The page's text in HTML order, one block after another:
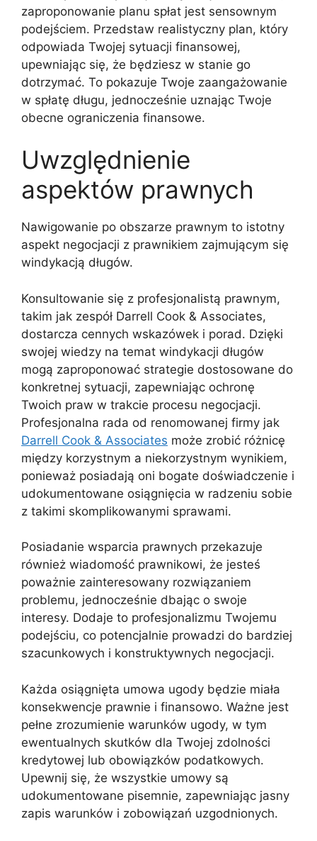
zaproponowanie planu spłat jest sensownym
podejściem. Przedstaw realistyczny plan, który
odpowiada Twojej sytuacji finansowej,
upewniając się, że będziesz w stanie go
dotrzymać. To pokazuje Twoje zaangażowanie
w spłatę długu, jednocześnie uznając Twoje
obecne ograniczenia finansowe.
Uwzględnienie
aspektów prawnych
Nawigowanie po obszarze prawnym to istotny
aspekt negocjacji z prawnikiem zajmującym się
windykacją długów.
Konsultowanie się z profesjonalistą prawnym,
takim jak zespół Darrell Cook & Associates,
dostarcza cennych wskazówek i porad. Dzięki
swojej wiedzy na temat windykacji długów
mogą zaproponować strategie dostosowane do
konkretnej sytuacji, zapewniając ochronę
Twoich praw w trakcie procesu negocjacji.
Profesjonalna rada od renomowanej firmy jak
Darrell Cook & Associates może zrobić różnicę
między korzystnym a niekorzystnym wynikiem,
ponieważ posiadają oni bogate doświadczenie i
udokumentowane osiągnięcia w radzeniu sobie
z takimi skomplikowanymi sprawami.
Posiadanie wsparcia prawnych przekazuje
również wiadomość prawnikowi, że jesteś
poważnie zainteresowany rozwiązaniem
problemu, jednocześnie dbając o swoje
interesy. Dodaje to profesjonalizmu Twojemu
podejściu, co potencjalnie prowadzi do bardziej
szacunkowych i konstruktywnych negocjacji.
Każda osiągnięta umowa ugody będzie miała
konsekwencje prawnie i finansowo. Ważne jest
pełne zrozumienie warunków ugody, w tym
ewentualnych skutków dla Twojej zdolności
kredytowej lub obowiązków podatkowych.
Upewnij się, że wszystkie umowy są
udokumentowane pisemnie, zapewniając jasny
zapis warunków i zobowiązań uzgodnionych.